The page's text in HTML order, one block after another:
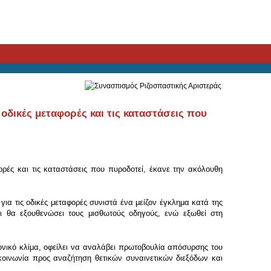
μεταφορές και τις καταστάσεις που
και τις καταστάσεις που πυροδοτεί, έκανε την ακόλουθη
τις οδικές μεταφορές συνιστά ένα μείζον έγκλημα κατά της
θα εξουθενώσει τους μισθωτούς οδηγούς, ενώ εξωθεί στη
κλίμα, οφείλει να αναλάβει πρωτοβουλία απόσυρσης του
προς αναζήτηση θετικών συναινετικών διεξόδων και